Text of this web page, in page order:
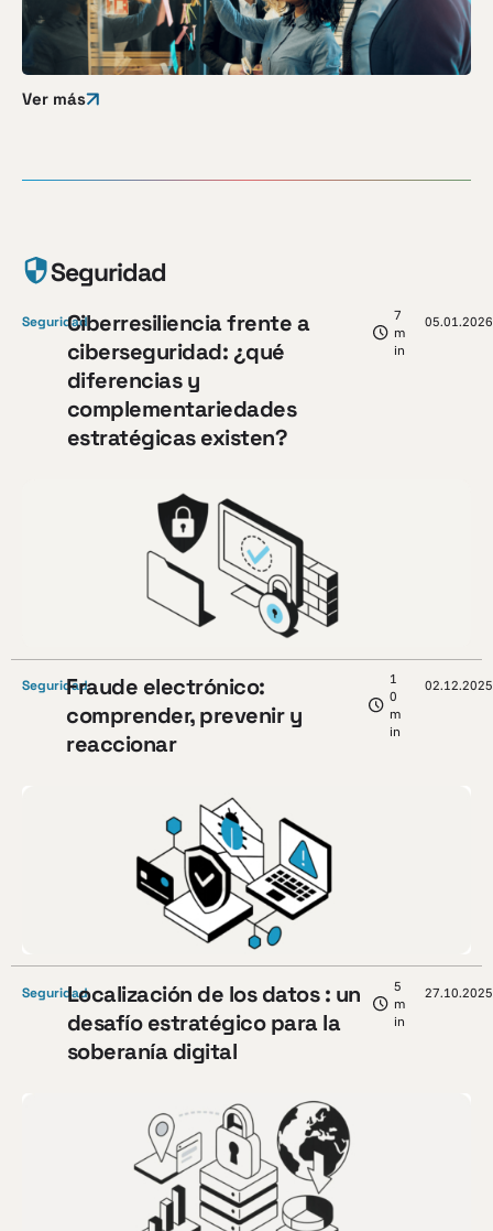
Ver más
Seguridad
SeguridadCiberresiliencia frente a
ciberseguridad: ¿qué
diferencias y
complementariedades
estratégicas existen?
7
m
in
05.01.2026
SeguridadFraude electrónico:
comprender, prevenir y
reaccionar
1
0
m
in
02.12.2025
SeguridadLocalización de los datos : un
desafío estratégico para la
soberanía digital
5
m
in
27.10.2025